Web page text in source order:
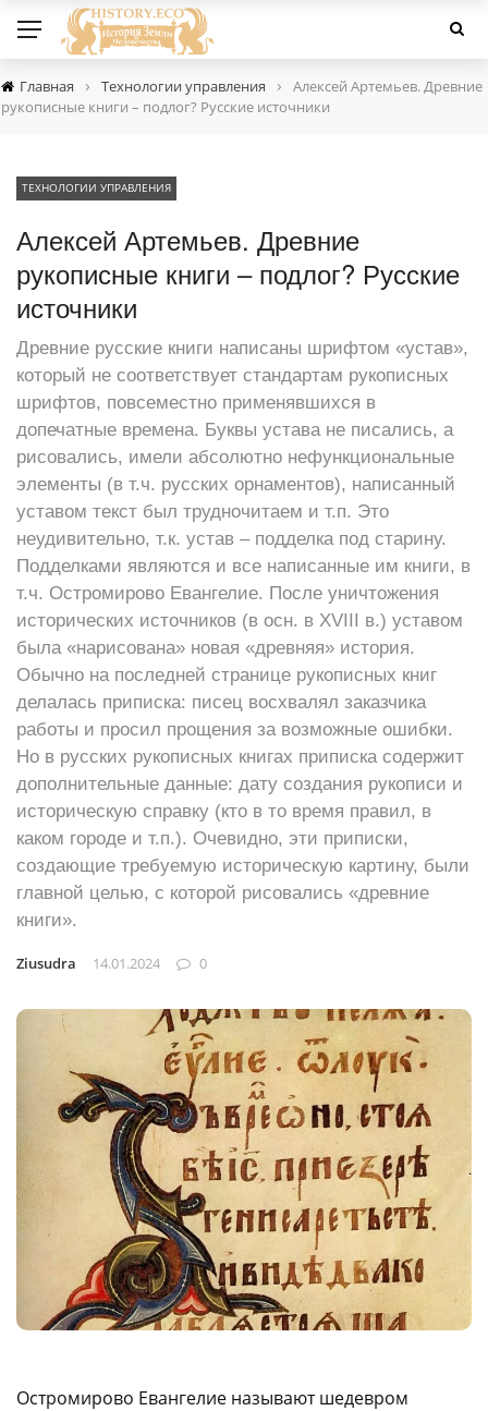
Главная › Технологии управления ›
Алексей Артемьев. Древние
рукописные книги – подлог? Русские источники
ТЕХНОЛОГИИ УПРАВЛЕНИЯ
Алексей Артемьев. Древние
рукописные книги – подлог? Русские
источники
Древние русские книги написаны шрифтом «устав»,
который не соответствует стандартам рукописных
шрифтов, повсеместно применявшихся в
допечатные времена. Буквы устава не писались, а
рисовались, имели абсолютно нефункциональные
элементы (в т.ч. русских орнаментов), написанный
уставом текст был трудночитаем и т.п. Это
неудивительно, т.к. устав – подделка под старину.
Подделками являются и все написанные им книги, в
т.ч. Остромирово Евангелие. После уничтожения
исторических источников (в осн. в XVIII в.) уставом
была «нарисована» новая «древняя» история.
Обычно на последней странице рукописных книг
делалась приписка: писец восхвалял заказчика
работы и просил прощения за возможные ошибки.
Но в русских рукописных книгах приписка содержит
дополнительные данные: дату создания рукописи и
историческую справку (кто в то время правил, в
каком городе и т.п.). Очевидно, эти приписки,
создающие требуемую историческую картину, были
главной целью, с которой рисовались «древние
книги».
Ziusudra 14.01.2024 0
Остромирово Евангелие называют шедевром